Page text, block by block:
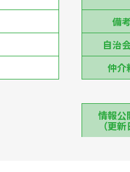
備考
自治
仲介
情報公
（更新